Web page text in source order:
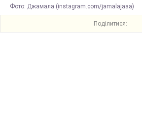
Фото: Джамала (instagram.com/jamalajaaa)
Поділитися: